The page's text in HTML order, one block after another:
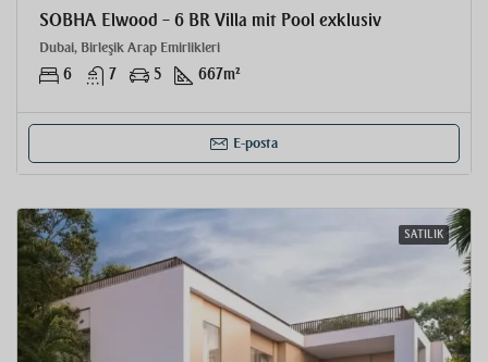
SOBHA Elwood – 6 BR Villa mit Pool exklusiv
Dubai, Birleşik Arap Emirlikleri
6 7 5 667m²
E-posta
SATILIK